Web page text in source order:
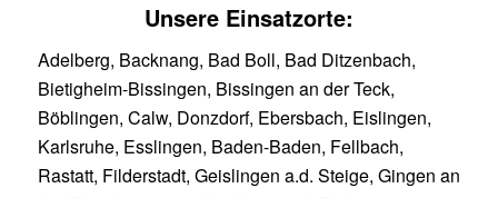
Unsere Einsatzorte:
Adelberg, Backnang, Bad Boll, Bad Ditzenbach,
Bietigheim-Bissingen, Bissingen an der Teck,
Böblingen, Calw, Donzdorf, Ebersbach, Eislingen,
Karlsruhe, Esslingen, Baden-Baden, Fellbach,
Rastatt, Filderstadt, Geislingen a.d. Steige, Gingen an